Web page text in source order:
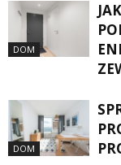
DOM
DOM